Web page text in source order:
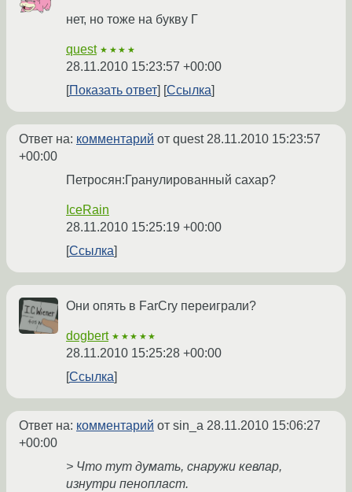
нет, но тоже на букву Г
quest ★★★★
28.11.2010 15:23:57 +00:00
Показать ответ
Ссылка
Ответ на: комментарий от quest28.11.2010 15:23:57
+00:00
Петросян:Гранулированный сахар?
IceRain
28.11.2010 15:25:19 +00:00
Ссылка
Они опять в FarCry переиграли?
dogbert ★★★★★
28.11.2010 15:25:28 +00:00
Ссылка
Ответ на: комментарий от sin_a 28.11.2010 15:06:27
+00:00
> Что тут думать, снаружи кевлар,
изнутри пенопласт.